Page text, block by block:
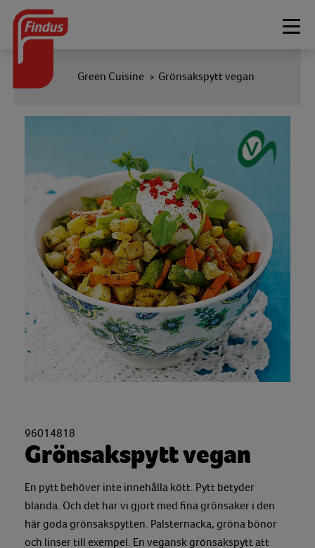
Green Cuisine > Grönsakspytt vegan
96014818
Grönsakspytt vegan
En pytt behöver inte innehålla kött. Pytt betyder
blanda. Och det har vi gjort med fina grönsaker i den
här goda grönsakspytten. Palsternacka, gröna bönor
och linser till exempel. En vegansk grönsakspytt att